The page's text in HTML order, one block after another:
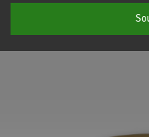
DB489 - NÁRAMEK